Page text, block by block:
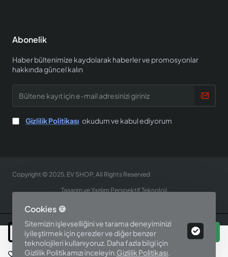
Cookies 🍪
Sitemizin işlevselliğini ve tarama deneyiminizi
iyileştirmek için çerezler ve diğer benzer
teknolojileri kullanıyoruz. Daha fazla bilgi için
Gizlilik Politikamızı inceleyin.Gizlilik Politikası.
Sepete Ekle
İstek Listesine Ekle Bu Ürünü Karşılaştır
Abonelik
Haber bültenimize kaydolarak haberler ve promosyonlar
hakkında güncel kalın
kayıt
için
e-
mail
Gizlilik Politikası okudum ve kabul ediyorum
Copyright © 2025, EV SHOP, All Rights Reserved
Tasarım ve Yazılım Perspektif Teknoloji